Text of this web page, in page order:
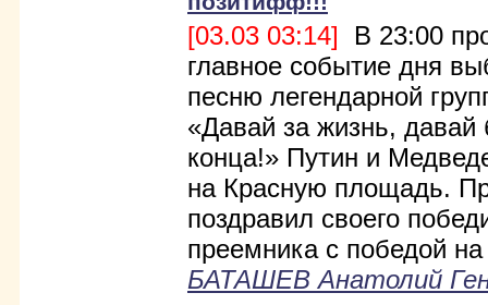
[03.03 03:14] В 23:00
главное событие дня
песню легендарной
«Давай за жизнь, давай
конца!» Путин и
на Красную площадь.
поздравил своего
преемника с победой
БАТАШЕВ Анатолий